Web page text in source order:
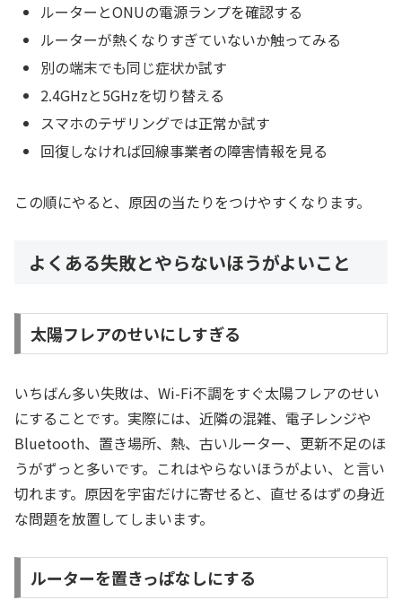
ルーターとONUの電源ランプを確認する
ルーターが熱くなりすぎていないか触ってみる
別の端末でも同じ症状か試す
2.4GHzと5GHzを切り替える
スマホのテザリングでは正常か試す
回復しなければ回線事業者の障害情報を見る
この順にやると、原因の当たりをつけやすくなります。
よくある失敗とやらないほうがよいこと
太陽フレアのせいにしすぎる
いちばん多い失敗は、Wi-Fi不調をすぐ太陽フレアのせい
にすることです。実際には、近隣の混雑、電子レンジや
Bluetooth、置き場所、熱、古いルーター、更新不足のほ
うがずっと多いです。これはやらないほうがよい、と言い
切れます。原因を宇宙だけに寄せると、直せるはずの身近
な問題を放置してしまいます。
ルーターを置きっぱなしにする